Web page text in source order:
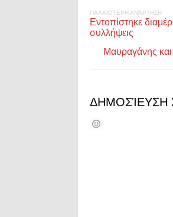
ΠΑΛΑΙΌΤΕΡΗ ΑΝΆΡΤΗΣΗ
Εντοπίστηκε
συλλήψεις
Μαυραγάνης
ΔΗΜΟΣΊΕΥΣΗ